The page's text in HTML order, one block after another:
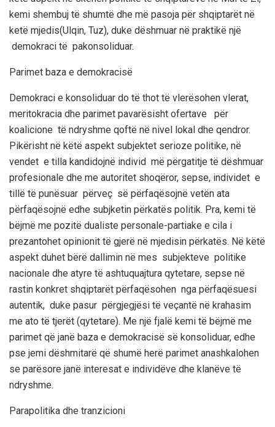
kemi shembuj të shumtë dhe më pasoja për shqiptarët në
ketë mjedis(Ulqin, Tuz), duke dëshmuar në praktikë një
demokraci të pakonsoliduar.
Parimet baza e demokracisë
Demokraci e konsoliduar do të thot të vlerësohen vlerat,
meritokracia dhe parimet pavarësisht ofertave për
koalicione të ndryshme qoftë në nivel lokal dhe qendror.
Pikërisht në këtë aspekt subjektet serioze politike, në
vendet e tilla kandidojnë individ më përgatitje të dëshmuar
profesionale dhe me autoritet shoqëror, sepse, individet e
tillë të punësuar përveç së përfaqësojnë vetën ata
përfaqësojnë edhe subjketin përkatës politik. Pra, kemi të
bëjmë me pozitë dualiste personale-partiake e cila i
prezantohet opinionit të gjerë në mjedisin përkatës. Në këtë
aspekt duhet bërë dallimin në mes subjekteve politike
nacionale dhe atyre të ashtuquajtura qytetare, sepse në
rastin konkret shqiptarët përfaqësohen nga përfaqësuesi
autentik, duke pasur përgjegjësi të veçantë në krahasim
me ato të tjerët (qytetare). Me një fjalë kemi të bëjmë me
parimet që janë baza e demokracisë së konsoliduar, edhe
pse jemi dëshmitarë që shumë herë parimet anashkalohen
se parësore janë interesat e individëve dhe klanëve të
ndryshme.
Parapolitika dhe tranzicioni